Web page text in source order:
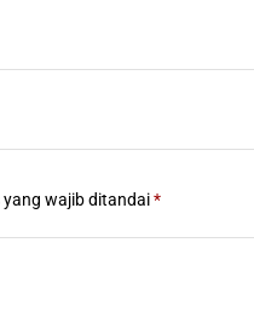
yang wajib ditandai*